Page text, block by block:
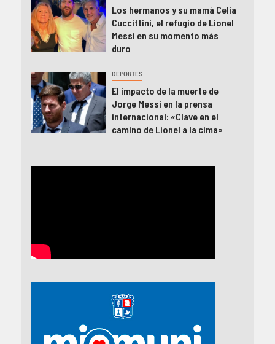
Los hermanos y su mamá Celia
Cuccittini, el refugio de Lionel
Messi en su momento más
duro
DEPORTES
El impacto de la muerte de
Jorge Messi en la prensa
internacional: «Clave en el
camino de Lionel a la cima»